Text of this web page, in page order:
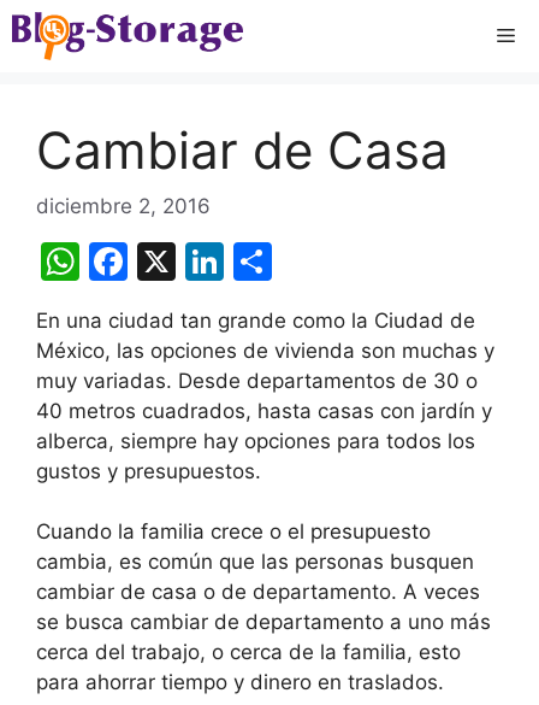
Saltar
al
Cambiar de Casa
diciembre 2, 2016
W
at
s
A
p
p
F
c
e
b
o
o
k
X
Li
k
e
dI
n
m
p
ar
tir
En una ciudad tan grande como la Ciudad de
México, las opciones de vivienda son muchas y
muy variadas. Desde departamentos de 30 o
40 metros cuadrados, hasta casas con jardín y
alberca, siempre hay opciones para todos los
gustos y presupuestos.
Cuando la familia crece o el presupuesto
cambia, es común que las personas busquen
cambiar de casa o de departamento. A veces
se busca cambiar de departamento a uno más
cerca del trabajo, o cerca de la familia, esto
para ahorrar tiempo y dinero en traslados.